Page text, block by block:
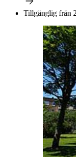
Tillgänglig från